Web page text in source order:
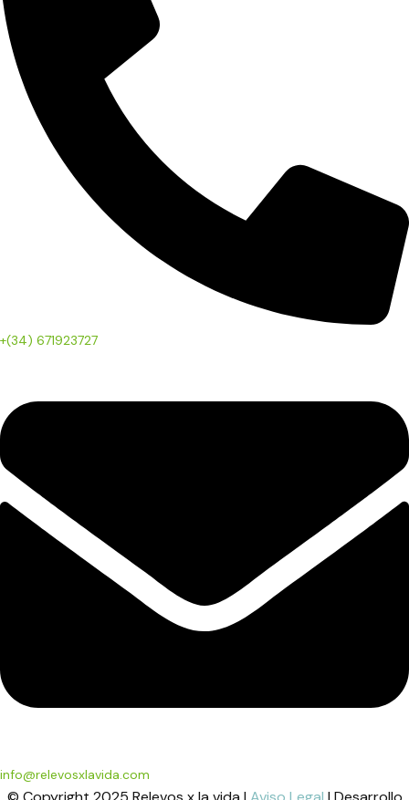
+(34) 671923727
info@relevosxlavida.com